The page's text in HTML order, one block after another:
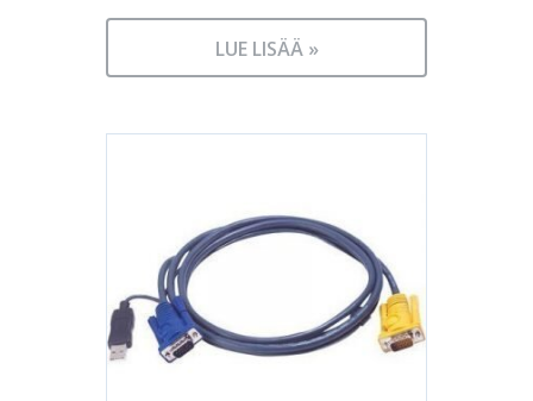
LUE LISÄÄ »